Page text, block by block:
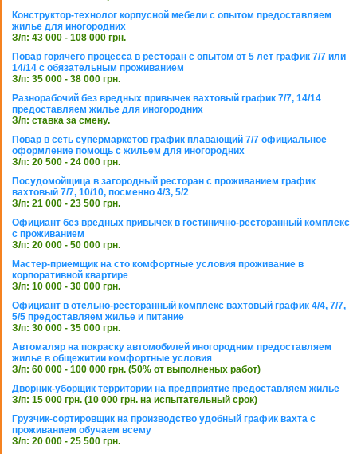
Конструктор-технолог корпусной мебели с опытом предоставляем
жилье для иногородних
З/п: 43 000 - 108 000 грн.
Повар горячего процесса в ресторан с опытом от 5 лет график 7/7 или
14/14 с обязательным проживанием
З/п: 35 000 - 38 000 грн.
Разнорабочий без вредных привычек вахтовый график 7/7, 14/14
предоставляем жилье для иногородних
З/п: ставка за смену.
Повар в сеть супермаркетов график плавающий 7/7 официальное
оформление помощь с жильем для иногородних
З/п: 20 500 - 24 000 грн.
Посудомойщица в загородный ресторан с проживанием график
вахтовый 7/7, 10/10, посменно 4/3, 5/2
З/п: 21 000 - 23 500 грн.
Официант без вредных привычек в гостинично-ресторанный комплекс
с проживанием
З/п: 20 000 - 50 000 грн.
Мастер-приемщик на сто комфортные условия проживание в
корпоративной квартире
З/п: 10 000 - 30 000 грн.
Официант в отельно-ресторанный комплекс вахтовый график 4/4, 7/7,
5/5 предоставляем жилье и питание
З/п: 30 000 - 35 000 грн.
Автомаляр на покраску автомобилей иногородним предоставляем
жилье в общежитии комфортные условия
З/п: 60 000 - 100 000 грн. (50% от выполненых работ)
Дворник-уборщик территории на предприятие предоставляем жилье
З/п: 15 000 грн. (10 000 грн. на испытательный срок)
Грузчик-сортировщик на производство удобный график вахта с
проживанием обучаем всему
З/п: 20 000 - 25 500 грн.